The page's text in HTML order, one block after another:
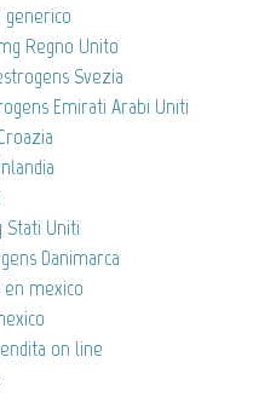
Regno Unito
Svezia
Emirati Arabi Uniti
Uniti
Danimarca
mexico
on line